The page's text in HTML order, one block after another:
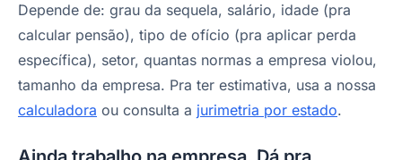
Depende de: grau da sequela, salário, idade (pra
calcular pensão), tipo de ofício (pra aplicar perda
específica), setor, quantas normas a empresa violou,
tamanho da empresa. Pra ter estimativa, usa a nossa
calculadora ou consulta a jurimetria por estado.